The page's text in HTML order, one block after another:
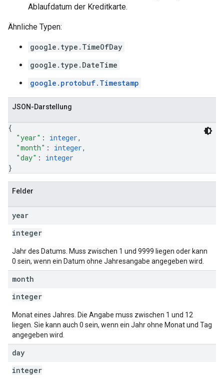
Ablaufdatum der Kreditkarte.
Ähnliche Typen:
google.type.TimeOfDay
google.type.DateTime
google.protobuf.Timestamp
JSON-Darstellung
{
"year" : integer,
"month" : integer,
"day" : integer
}
Felder
year
integer
Jahr des Datums. Muss zwischen 1 und 9999 liegen oder kann
0 sein, wenn ein Datum ohne Jahresangabe angegeben wird.
month
integer
Monat eines Jahres. Die Angabe muss zwischen 1 und 12
liegen. Sie kann auch 0 sein, wenn ein Jahr ohne Monat und Tag
angegeben wird.
day
integer